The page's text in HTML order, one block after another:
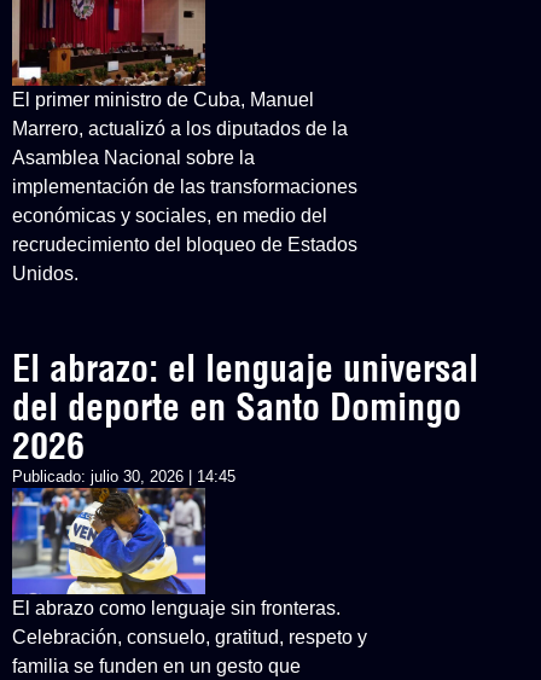
El primer ministro de Cuba, Manuel
Marrero, actualizó a los diputados de la
Asamblea Nacional sobre la
implementación de las transformaciones
económicas y sociales, en medio del
recrudecimiento del bloqueo de Estados
Unidos.
El abrazo: el lenguaje universal
del deporte en Santo Domingo
2026
Publicado: julio 30, 2026 | 14:45
El abrazo como lenguaje sin fronteras.
Celebración, consuelo, gratitud, respeto y
familia se funden en un gesto que